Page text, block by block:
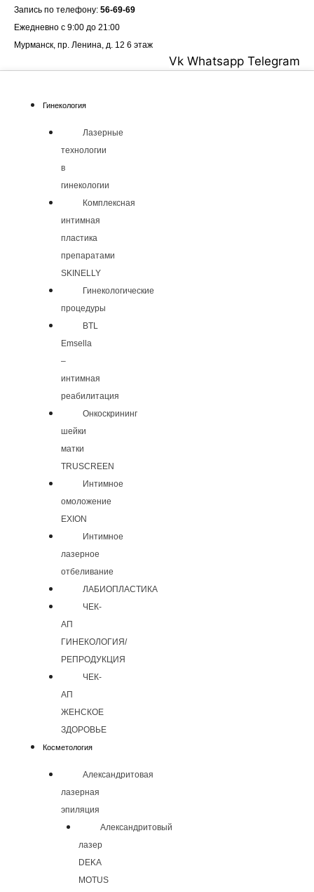
Перейти
содержимому
Запись по телефону: 56-69-69
Ежедневно с 9:00 до 21:00
Мурманск, пр. Ленина, д. 12 6 этаж
Vk Whatsapp Telegram
Гинекология
Лазерные
технологии
в
гинекологии
Комплексная
интимная
пластика
препаратами
SKINELLY
Гинекологические
процедуры
BTL
Emsella
–
интимная
реабилитация
Онкоскрининг
шейки
матки
TRUSCREEN
Интимное
омоложение
EXION
Интимное
лазерное
отбеливание
ЛАБИОПЛАСТИКА
ЧЕК-
АП
ГИНЕКОЛОГИЯ/
РЕПРОДУКЦИЯ
ЧЕК-
АП
ЖЕНСКОЕ
ЗДОРОВЬЕ
Косметология
Александритовая
лазерная
эпиляция
Александритовый
лазер
DEKA
MOTUS